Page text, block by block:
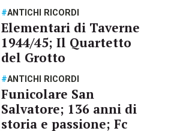
#ANTICHI RICORDI
Elementari di Taverne
1944/45; Il Quartetto
del Grotto
#ANTICHI RICORDI
Funicolare San
Salvatore; 136 anni di
storia e passione; Fc